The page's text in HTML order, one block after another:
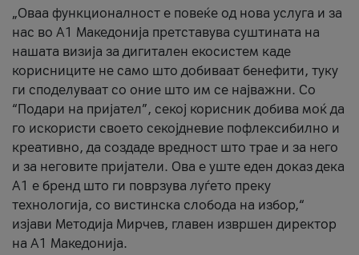
„Оваа функционалност е повеќе од нова услуга и за
нас во А1 Македонија претставува суштината на
нашата визија за дигитален екосистем каде
корисниците не само што добиваат бенефити, туку
ги споделуваат со оние што им се најважни. Со
“Подари на пријател”, секој корисник добива моќ да
го искористи своето секојдневие пофлексибилно и
креативно, да создаде вредност што трае и за него
и за неговите пријатели. Ова е уште еден доказ дека
А1 е бренд што ги поврзува луѓето преку
технологија, со вистинска слобода на избор,“
изјави Методија Мирчев, главен извршен директор
на А1 Македонија.